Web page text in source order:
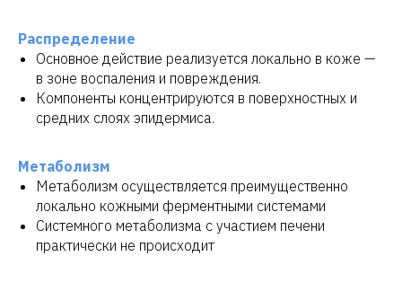
Распределение
Основное действие реализуется локально в коже —
в зоне воспаления и повреждения.
Компоненты концентрируются в поверхностных и
средних слоях эпидермиса.
Метаболизм
Метаболизм осуществляется преимущественно
локально кожными ферментными системами
Системного метаболизма с участием печени
практически не происходит